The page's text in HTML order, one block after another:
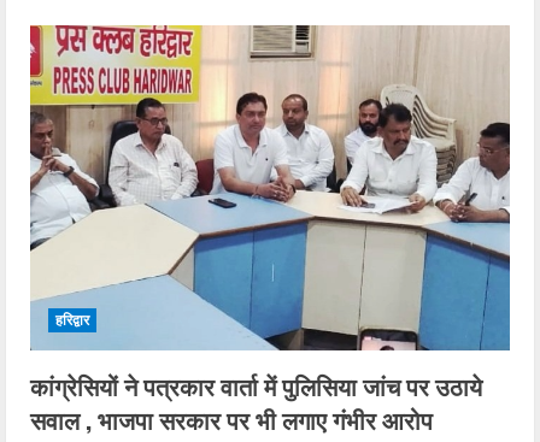
हरिद्वार
कांग्रेसियों ने पत्रकार वार्ता में पुलिसिया जांच पर उठाये
सवाल , भाजपा सरकार पर भी लगाए गंभीर आरोप